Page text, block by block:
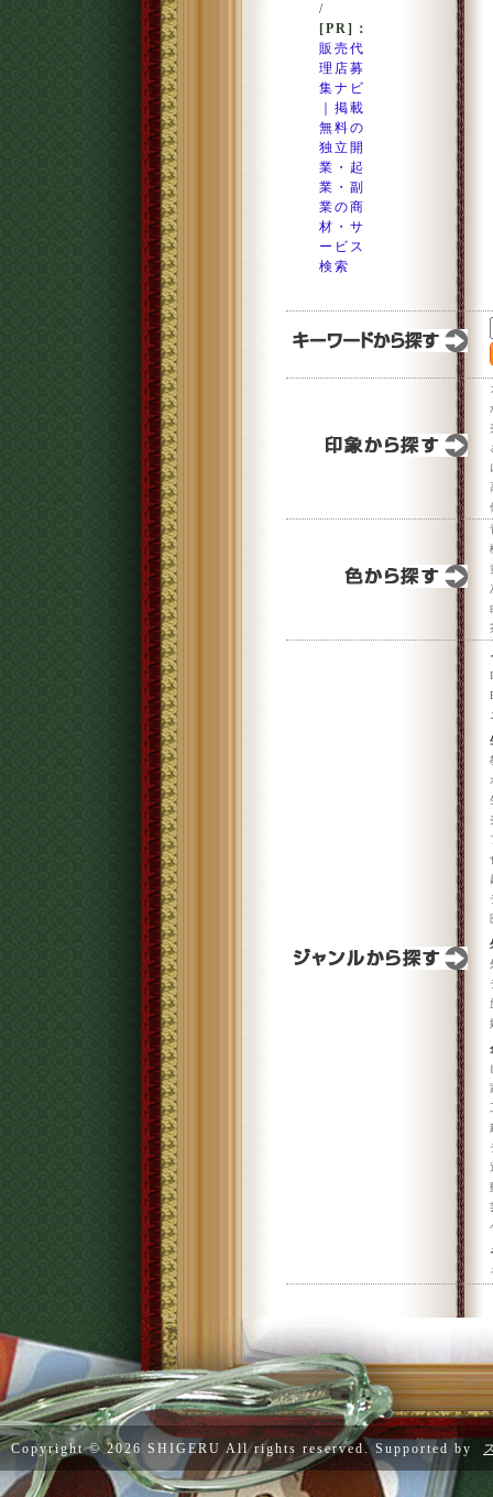
/
[PR]：
販売代
理店募
集ナビ
｜掲載
無料の
独立開
業・起
業・副
業の商
材・サ
ービス
検索
Copyright ©2026 SHIGERU All rights reserved. Supported by